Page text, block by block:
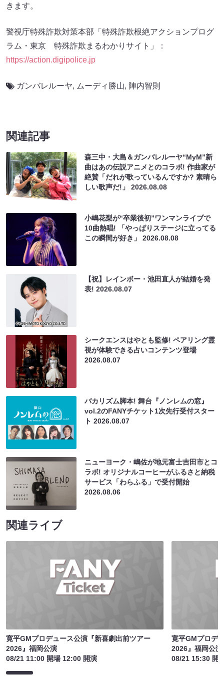
きます。
警視庁特殊詐欺対策本部「特殊詐欺根絶アクションプログ
ラム・東京 特殊詐欺まるわかりサイト」：
https://action.digipolice.jp
ガンバレルーヤ, ムーディ勝山, 陣内智則
関連記事
森三中・大島＆ガンバレルーヤ“MyM”新
曲はあの伝説アニメとのコラボ! 作曲家が
絶賛「だれが歌っているんですか? 素晴ら
しい歌声だ!」2026.08.08
小嶋花梨が“卒業後初”ワンマンライブで
10曲熱唱! 「やっぱりステージに立ってる
この瞬間が好き」2026.08.08
【祝】レインボー・池田直人が結婚を発
表!2026.08.07
シークエンスはやとも監修! ペアリング霊
視が体験できる占いコンテンツ登場
2026.08.07
バカリズム脚本! 舞台『ノンレムの窓』
vol.2のFANYチケット1次先行受付スター
ト2026.08.07
ニューヨーク・嶋佐が地元富士吉田市とコ
ラボ! オリジナルコーヒーがふるさと納税
サービス「わらふる」で受付開始
2026.08.06
関連ライブ
寛平GMプロデュース公演『新喜劇出前ツアー
2026』福岡公演
08/21 11:00 開場 12:00 開演
寛平GMプロデ
2026』福岡公演
08/21 15:30 開